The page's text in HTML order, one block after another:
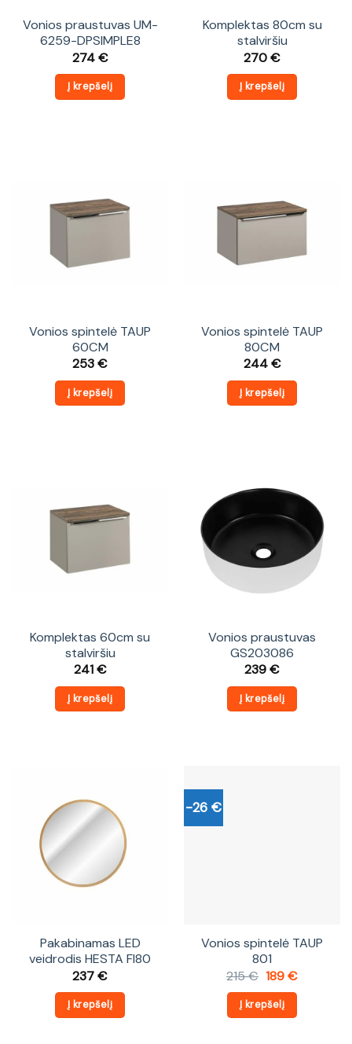
Vonios praustuvas UM-
6259-DPSIMPLE8
274€
Į krepšelį
Komplektas 80cm su
stalviršiu
270€
Į krepšelį
Vonios spintelė TAUP
60CM
253€
Į krepšelį
Vonios spintelė TAUP
80CM
244€
Į krepšelį
Komplektas 60cm su
stalviršiu
241€
Į krepšelį
Vonios praustuvas
GS203086
239€
Į krepšelį
Pakabinamas LED
veidrodis HESTA FI80
237€
Į krepšelį
-26 €
Vonios spintelė TAUP
801
215€ Original
was:
215 €.
189€Current
is:
189 €.
Į krepšelį